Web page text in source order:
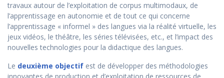
travaux autour de l’exploitation de corpus multimodaux, de
l’apprentissage en autonomie et de tout ce qui concerne
l’apprentissage « informel » des langues via la réalité virtuelle, les
jeux vidéos, le théâtre, les séries télévisées, etc., et l’impact des
nouvelles technologies pour la didactique des langues.
Le deuxième objectif est de développer des méthodologies